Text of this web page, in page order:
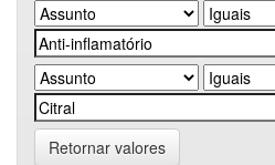
Retornar valores